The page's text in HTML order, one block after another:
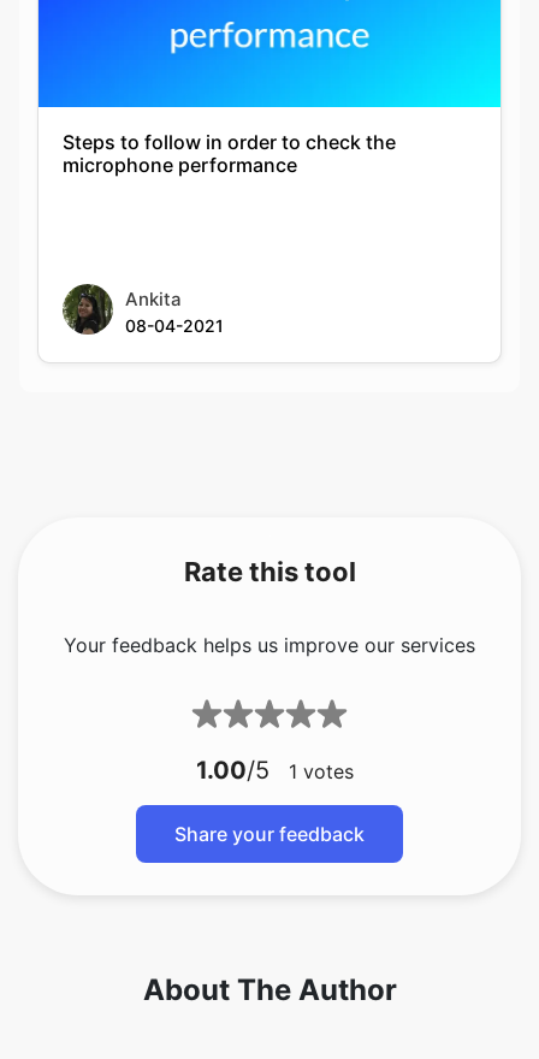
Steps to follow in order to check the
microphone performance
Ankita
08-04-2021
Rate this tool
Your feedback helps us improve our services
1.00/5 1 votes
Share your feedback
About The Author